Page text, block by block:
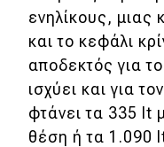
ενηλίκους, μιας
και το κεφάλι
αποδεκτός για
ισχύει και για
φτάνει τα 335 lt
θέση ή τα 1.090